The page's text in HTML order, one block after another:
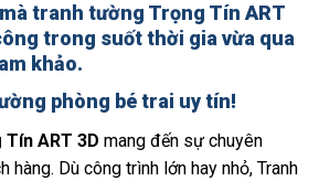
tranh tường Trọng Tín ART
trong suốt thời gia vừa qua
khảo.
phòng bé trai uy tín!
ART 3D mang đến sự chuyên
hàng. Dù công trình lớn hay nhỏ, Tranh